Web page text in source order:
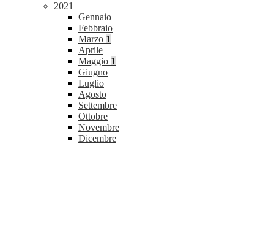
2021
Gennaio
Febbraio
Marzo 1
Aprile
Maggio 1
Giugno
Luglio
Agosto
Settembre
Ottobre
Novembre
Dicembre